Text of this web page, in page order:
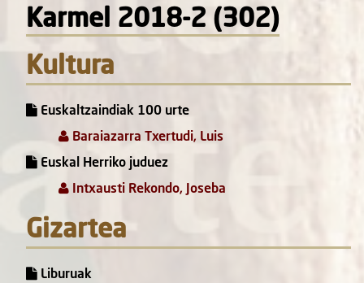
Karmel 2018-2 (302)
Kultura
Euskaltzaindiak 100 urte
Baraiazarra Txertudi, Luis
Euskal Herriko juduez
Intxausti Rekondo, Joseba
Gizartea
Liburuak